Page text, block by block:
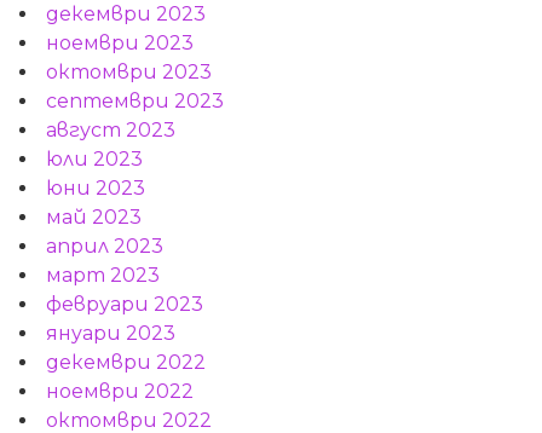
декември 2023
ноември 2023
октомври 2023
септември 2023
август 2023
юли 2023
юни 2023
май 2023
април 2023
март 2023
февруари 2023
януари 2023
декември 2022
ноември 2022
октомври 2022